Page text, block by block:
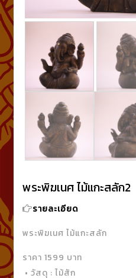
พระพิฆเนศ ไม้แกะสลัก2
รายละเอียด
พระพิฆเนศ ไม้แกะสลัก
ราคา 1599 บาท
• วัสดุ : ไม้สัก